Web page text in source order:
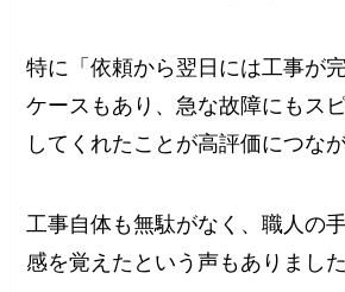
特に「依頼から翌日には工事が
ケースもあり、急な故障にもス
してくれたことが高評価につな
工事自体も無駄がなく、職人の
感を覚えたという声もありました